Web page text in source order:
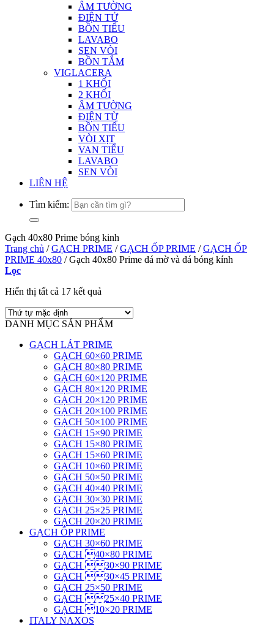
ÂM TƯỜNG
ĐIỆN TỬ
BỒN TIỂU
LAVABO
SEN VÒI
BỒN TẮM
VIGLACERA
1 KHỐI
2 KHỐI
ÂM TƯỜNG
ĐIỆN TỪ
BỒN TIỂU
VÒI XỊT
VAN TIỂU
LAVABO
SEN VÒI
LIÊN HỆ
Tìm kiếm:
Gạch 40x80 Prime bóng kinh
Trang chủ / GẠCH PRIME / GẠCH ỐP PRIME / GẠCH ỐP
PRIME 40x80 /Gạch 40x80 Prime đá mờ và đá bóng kính
Lọc
Hiển thị tất cả 17 kết quả
DANH MỤC SẢN PHẨM
GẠCH LÁT PRIME
GẠCH 60×60 PRIME
GẠCH 80×80 PRIME
GẠCH 60×120 PRIME
GẠCH 80×120 PRIME
GẠCH 20×120 PRIME
GẠCH 20×100 PRIME
GẠCH 50×100 PRIME
GẠCH 15×90 PRIME
GẠCH 15×80 PRIME
GẠCH 15×60 PRIME
GẠCH 10×60 PRIME
GẠCH 50×50 PRIME
GẠCH 40×40 PRIME
GẠCH 30×30 PRIME
GẠCH 25×25 PRIME
GẠCH 20×20 PRIME
GẠCH ỐP PRIME
GẠCH 30×60 PRIME
GẠCH 40×80 PRIME
GẠCH 30×90 PRIME
GẠCH 30×45 PRIME
GẠCH 25×50 PRIME
GẠCH 25×40 PRIME
GẠCH 10×20 PRIME
ITALY NAXOS